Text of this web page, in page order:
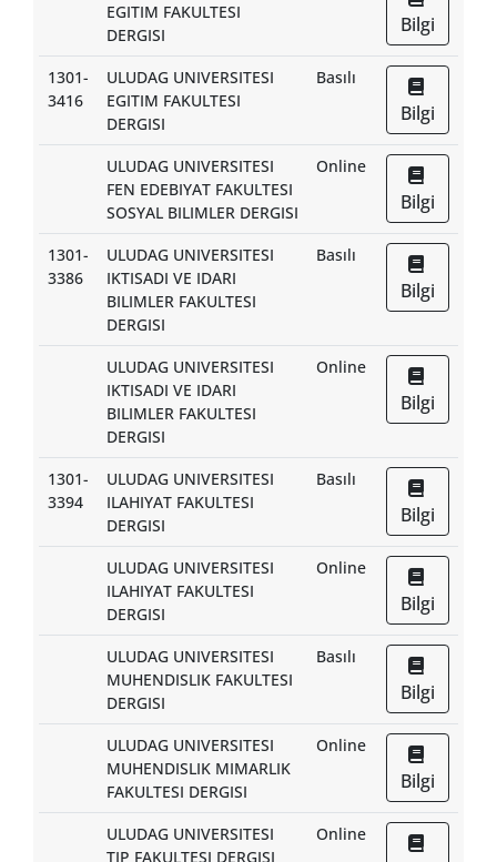
EGITIM FAKULTESI
DERGISI
Bilgi
1301-
3416
ULUDAG UNIVERSITESI
EGITIM FAKULTESI
DERGISI
Basılı
Bilgi
ULUDAG UNIVERSITESI
FEN EDEBIYAT FAKULTESI
SOSYAL BILIMLER DERGISI
Online
Bilgi
1301-
3386
ULUDAG UNIVERSITESI
IKTISADI VE IDARI
BILIMLER FAKULTESI
DERGISI
Basılı
Bilgi
ULUDAG UNIVERSITESI
IKTISADI VE IDARI
BILIMLER FAKULTESI
DERGISI
Online
Bilgi
1301-
3394
ULUDAG UNIVERSITESI
ILAHIYAT FAKULTESI
DERGISI
Basılı
Bilgi
ULUDAG UNIVERSITESI
ILAHIYAT FAKULTESI
DERGISI
Online
Bilgi
ULUDAG UNIVERSITESI
MUHENDISLIK FAKULTESI
DERGISI
Basılı
Bilgi
ULUDAG UNIVERSITESI
MUHENDISLIK MIMARLIK
FAKULTESI DERGISI
Online
Bilgi
ULUDAG UNIVERSITESI
TIP FAKULTESI DERGISI
Online